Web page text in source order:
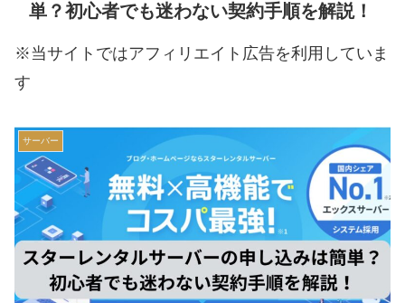
単？初心者でも迷わない契約手順を解説！
※当サイトではアフィリエイト広告を利用していま
す
サーバー